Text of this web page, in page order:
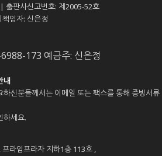
출판사신고번호: 제2005-52호
임자: 신은정
173 예금주: 신은정
내
신분들께서는 이메일 또는 팩스를 통해 증빙서류
하세요.
라임프라자 지하1층 113호 ,